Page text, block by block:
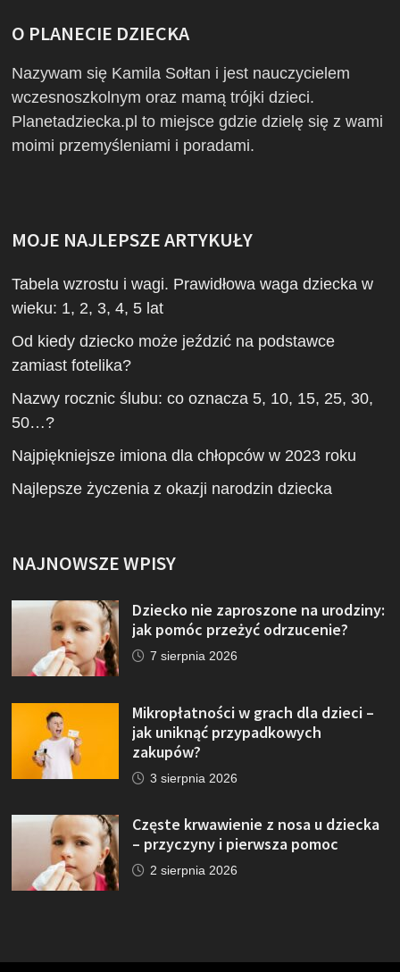
O PLANECIE DZIECKA
Nazywam się Kamila Sołtan i jest nauczycielem
wczesnoszkolnym oraz mamą trójki dzieci.
Planetadziecka.pl to miejsce gdzie dzielę się z wami
moimi przemyśleniami i poradami.
MOJE NAJLEPSZE ARTYKUŁY
Tabela wzrostu i wagi. Prawidłowa waga dziecka w
wieku: 1, 2, 3, 4, 5 lat
Od kiedy dziecko może jeździć na podstawce
zamiast fotelika?
Nazwy rocznic ślubu: co oznacza 5, 10, 15, 25, 30,
50…?
Najpiękniejsze imiona dla chłopców w 2023 roku
Najlepsze życzenia z okazji narodzin dziecka
NAJNOWSZE WPISY
Dziecko nie zaproszone na urodziny:
jak pomóc przeżyć odrzucenie?
7 sierpnia 2026
Mikropłatności w grach dla dzieci –
jak uniknąć przypadkowych
zakupów?
3 sierpnia 2026
Częste krwawienie z nosa u dziecka
– przyczyny i pierwsza pomoc
2 sierpnia 2026